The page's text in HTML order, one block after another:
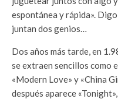
espontánea y rápida».
juntan dos genios…
Dos años más tarde, en
se extraen sencillos como
«Modern Love» y «China
después aparece